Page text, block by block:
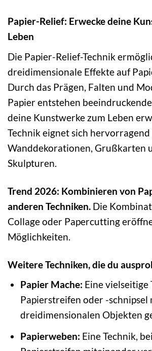
Papier-Relief: Erwecke deine
Leben
Die Papier-Relief-Technik
dreidimensionale Effekte auf
Durch das Prägen, Falten und
Papier entstehen
deine Kunstwerke zum Leben
Technik eignet sich
Wanddekorationen, Grußkarten
Skulpturen.
Trend 2026: Kombinieren von
anderen Techniken. Die
Collage oder Papercutting
Möglichkeiten.
Weitere Techniken, die du
Papier Mache: Eine vielseitige
Papierstreifen oder -schnipsel
dreidimensionalen Objekten
Papierweben: Eine Technik,